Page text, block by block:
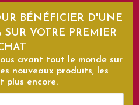
BÉNÉFICIER D'UNE
VOTRE PREMIER
avant tout le monde sur
nouveaux produits, les
plus encore.